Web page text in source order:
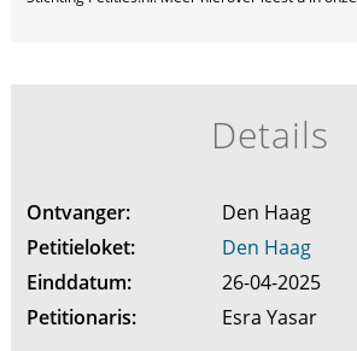
Details
Ontvanger:
Den Haag
Petitieloket:
Den Haag
Einddatum:
26-04-2025
Petitionaris:
Esra Yasar